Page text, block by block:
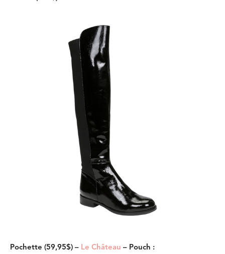
Pochette (59,95$) – Le Château – Pouch :